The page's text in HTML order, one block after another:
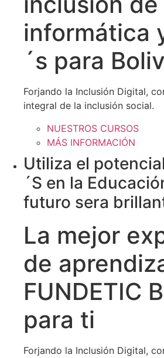
informática
´s para
Forjando la Inclusión Digital,
integral de la inclusión social.
NUESTROS CURSOS
MÁS INFORMACIÓN
Utiliza el
´S en la
futuro sera
La mejor
de
FUNDETIC
para ti
Forjando la Inclusión Digital,